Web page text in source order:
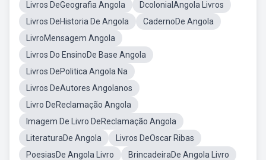
Livros DeGeografia Angola
DcolonialAngola Livros
Livros DeHistoria De Angola
CadernoDe Angola
LivroMensagem Angola
Livros Do EnsinoDe Base Angola
Livros DePolitica Angola Na
Livros DeAutores Angolanos
Livro DeReclamação Angola
Imagem De Livro DeReclamação Angola
LiteraturaDe Angola
Livros DeOscar Ribas
PoesiasDe Angola Livro
BrincadeiraDe Angola Livro